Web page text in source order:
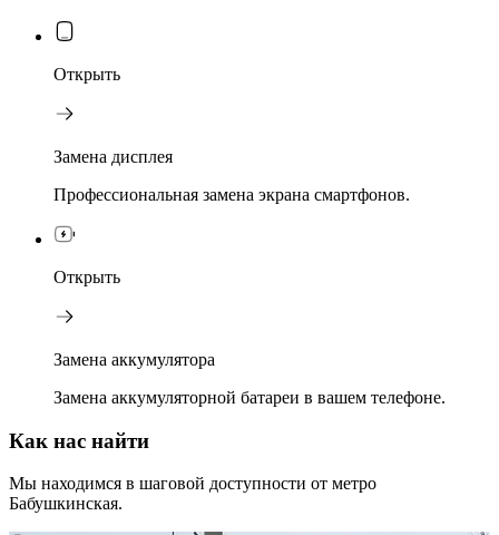
Открыть
Замена дисплея
Профессиональная замена экрана смартфонов.
Открыть
Замена аккумулятора
Замена аккумуляторной батареи в вашем телефоне.
Как нас найти
Мы находимся в шаговой доступности от метро
Бабушкинская.